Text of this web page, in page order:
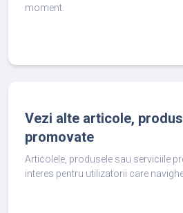
moment.
Vezi alte articole,
promovate
Articolele, produsele sau serviciile
interes pentru utilizatorii care